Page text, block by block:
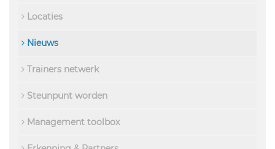
Locaties
Nieuws
Trainers netwerk
Steunpunt worden
Management toolbox